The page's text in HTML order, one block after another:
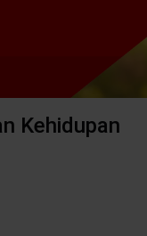
Kehidupan